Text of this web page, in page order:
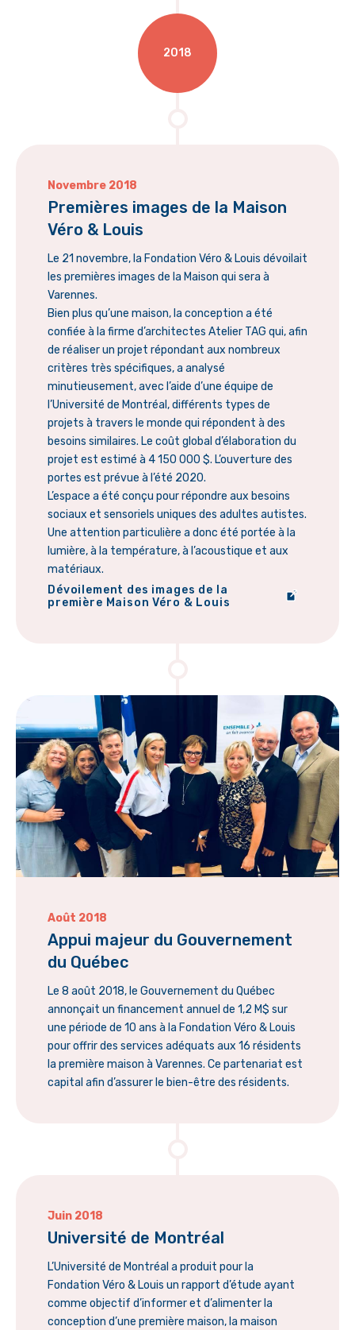
2018
Novembre 2018
Premières images de la Maison
Véro & Louis
Le 21 novembre, la Fondation Véro & Louis dévoilait
les premières images de la Maison qui sera à
Varennes.
Bien plus qu’une maison, la conception a été
confiée à la firme d’architectes Atelier TAG qui, afin
de réaliser un projet répondant aux nombreux
critères très spécifiques, a analysé
minutieusement, avec l’aide d’une équipe de
l’Université de Montréal, différents types de
projets à travers le monde qui répondent à des
besoins similaires. Le coût global d’élaboration du
projet est estimé à 4 150 000 $. L’ouverture des
portes est prévue à l’été 2020.
L’espace a été conçu pour répondre aux besoins
sociaux et sensoriels uniques des adultes autistes.
Une attention particulière a donc été portée à la
lumière, à la température, à l’acoustique et aux
matériaux.
Dévoilement des images de la
première Maison Véro & Louis
Août 2018
Appui majeur du Gouvernement
du Québec
Le 8 août 2018, le Gouvernement du Québec
annonçait un financement annuel de 1,2 M$ sur
une période de 10 ans à la Fondation Véro & Louis
pour offrir des services adéquats aux 16 résidents
la première maison à Varennes. Ce partenariat est
capital afin d’assurer le bien-être des résidents.
Juin 2018
Université de Montréal
L’Université de Montréal a produit pour la
Fondation Véro & Louis un rapport d’étude ayant
comme objectif d’informer et d’alimenter la
conception d’une première maison, la maison